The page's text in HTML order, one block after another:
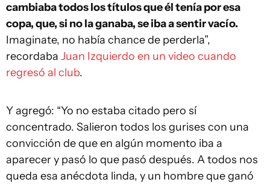
cambiaba todos los títulos que él tenía por esa
copa, que, si no la ganaba, se iba a sentir vacío.
Imaginate, no había chance de perderla”,
recordaba Juan Izquierdo en un video cuando
regresó al club.
Y agregó: “Yo no estaba citado pero sí
concentrado. Salieron todos los gurises con una
convicción de que en algún momento iba a
aparecer y pasó lo que pasó después. A todos nos
queda esa anécdota linda, y un hombre que ganó